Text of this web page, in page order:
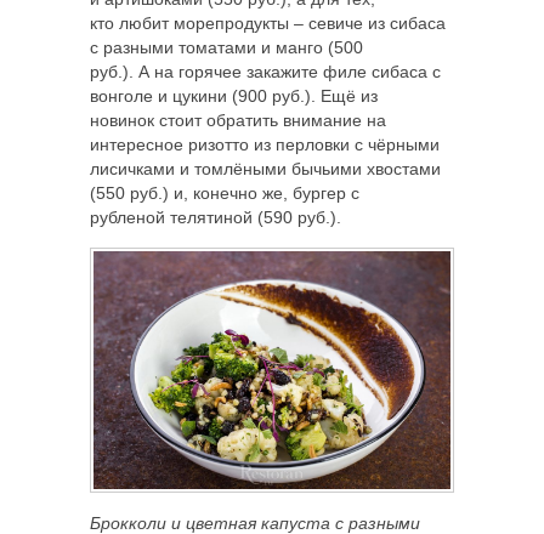
кто любит морепродукты – севиче из сибаса
с разными томатами и манго (500
руб.). А на горячее закажите филе сибаса с
вонголе и цукини (900 руб.). Ещё из
новинок стоит обратить внимание на
интересное ризотто из перловки с чёрными
лисичками и томлёными бычьими хвостами
(550 руб.) и, конечно же, бургер с
рубленой телятиной (590 руб.).
Брокколи и цветная капуста с разными